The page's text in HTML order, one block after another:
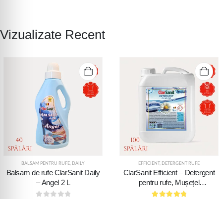
Vizualizate Recent
BALSAM PENTRU RUFE, DAILY
Balsam de rufe ClarSanit Daily
– Angel 2 L
EFFICIENT , DETERGENT RUFE
ClarSanit Efficient – Detergent
pentru rufe, Mușețel
(Chamomile), 5 L canistră